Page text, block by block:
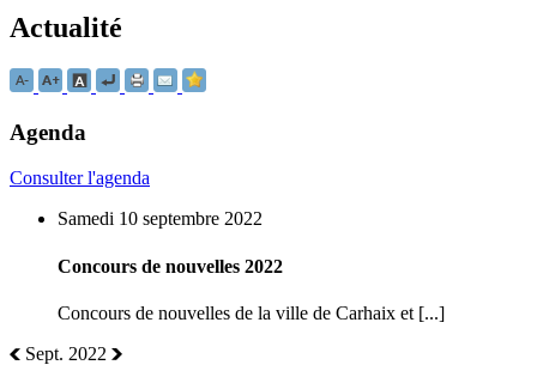
Actualité
Agenda
Consulter l'agenda
Samedi 10 septembre 2022
Concours de nouvelles 2022
Concours de nouvelles de la ville de Carhaix et [...]
Sept. 2022